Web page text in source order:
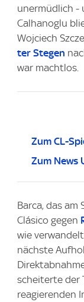
unermüdlich -
Calhanoglu
Wojciech
ter Stegen
war machtlos.
Zum CL-
Zum News
Barca, das
Clásico gegen
wie
nächste
scheiterte der
reagierenden